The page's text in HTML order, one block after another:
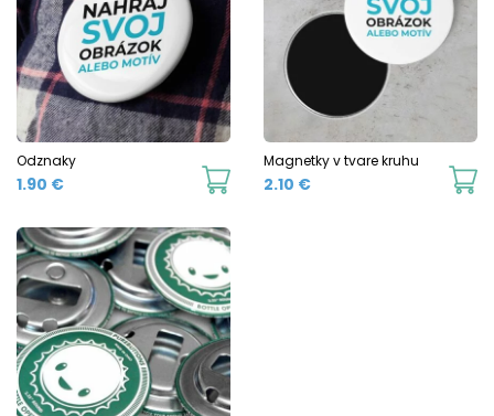
Odznaky
1.90 €
Magnetky v tvare kruhu
2.10 €